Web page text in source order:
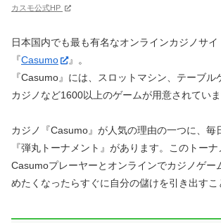
カスモ公式HP
日本国内でも最も有名なオンラインカジノサ
『Casumo
』。
『Casumo』には、スロットマシン、テーブル
カジノなど1600以上のゲームが用意されていま
カジノ『Casumo』が人気の理由の一つに、毎
『弾丸トーナメント』があります。このトー
Casumoプレーヤーとオンラインでカジノゲー
めたくなったらすぐに自分の儲けを引き出すこ